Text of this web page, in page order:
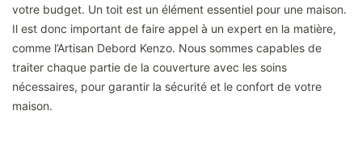
votre budget. Un toit est un élément essentiel pour une maison.
Il est donc important de faire appel à un expert en la matière,
comme l’Artisan Debord Kenzo. Nous sommes capables de
traiter chaque partie de la couverture avec les soins
nécessaires, pour garantir la sécurité et le confort de votre
maison.